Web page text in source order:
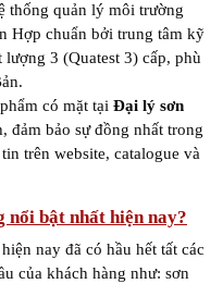
thống quản lý môi trường
Hợp chuẩn bởi trung tâm kỹ
3 (Quatest 3) cấp, phù
có mặt tại Đại lý sơn
đảm bảo sự đồng nhất trong
trên website, catalogue và
nổi bật nhất hiện nay?
nay đã có hầu hết tất các
của khách hàng như: sơn